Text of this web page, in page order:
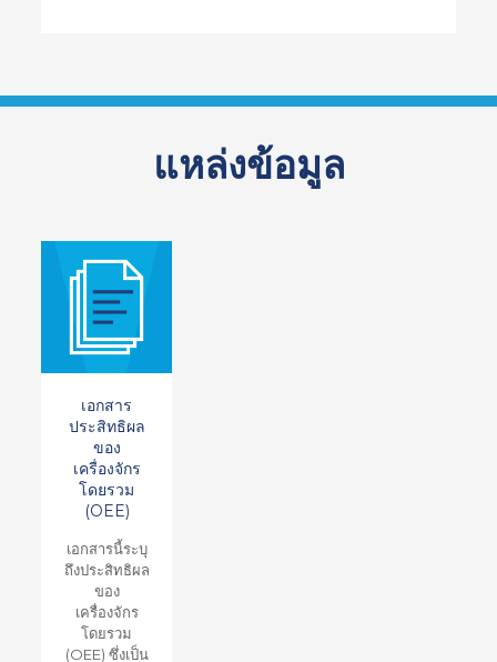
แหล่งข้อมูล
เอกสาร
ประสิทธิผล
ของ
เครื่องจักร
โดยรวม
(OEE)
เอกสารนี้ระบุ
ถึงประสิทธิผล
ของ
เครื่องจักร
โดยรวม
(OEE) ซึ่งเป็น